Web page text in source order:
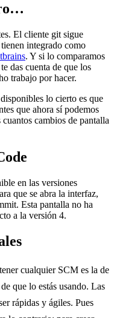
El cliente git sigue
integrado como
. Y si lo comparamos
te das cuenta de que los
trabajo por hacer.
lo cierto es que
que ahora sí podemos
cambios de pantalla
en las versiones
que se abra la interfaz,
Esta pantalla no ha
a la versión 4.
cualquier SCM es la de
que lo estás usando. Las
rápidas y ágiles. Pues